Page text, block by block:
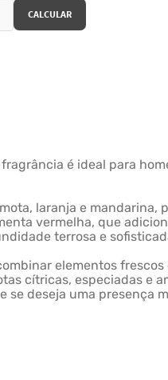
é ideal para
laranja e mandarina,
vermelha, que
terrosa e
elementos
cítricas, especiadas e
se deseja uma presença